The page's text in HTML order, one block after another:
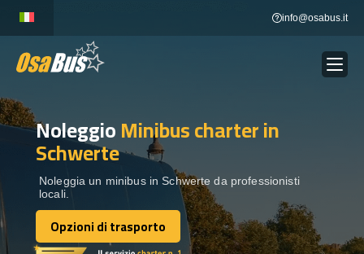
content
info@osabus.it
NOLEGGIO AUTOBUS Show dropdown
DESTINAZIONI
FLOTTA
NoleggioMinibus charterin
Schwerte
Noleggia un minibus in Schwerte da professionisti
locali.
Opzioni di trasporto
Opzioni di trasporto